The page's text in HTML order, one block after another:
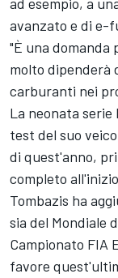
avanzato e di e-
"È una
molto dipenderà
carburanti nei
La neonata
test del suo
di quest'anno,
completo
Tombazis ha
sia del Mondiale
Campionato FIA
favore